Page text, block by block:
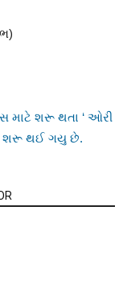
માટે શરૂ થતા ‘ ઓરી
શરૂ થઈ ગયુ છે.